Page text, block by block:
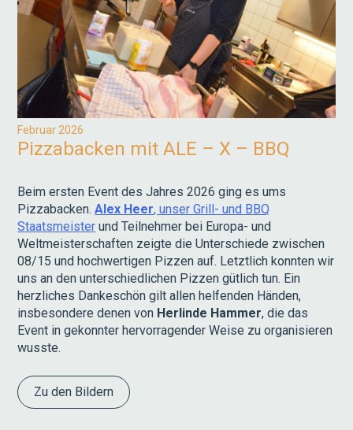
Februar 2026
Pizzabacken mit ALE – X – BBQ
Beim ersten Event des Jahres 2026 ging es ums
Pizzabacken.Alex Heer, unser Grill- und BBQ
Staatsmeister und Teilnehmer bei Europa- und
Weltmeisterschaften zeigte die Unterschiede zwischen
08/15 und hochwertigen Pizzen auf. Letztlich konnten wir
uns an den unterschiedlichen Pizzen gütlich tun. Ein
herzliches Dankeschön gilt allen helfenden Händen,
insbesondere denen von Herlinde Hammer, die das
Event in gekonnter hervorragender Weise zu organisieren
wusste.
Zu den Bildern